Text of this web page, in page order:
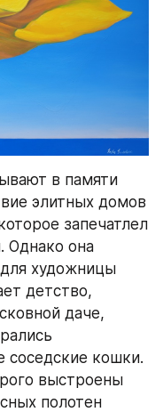
в памяти
элитных домов
запечатлел
Однако она
художницы
детство,
даче,
соседские кошки.
выстроены
полотен